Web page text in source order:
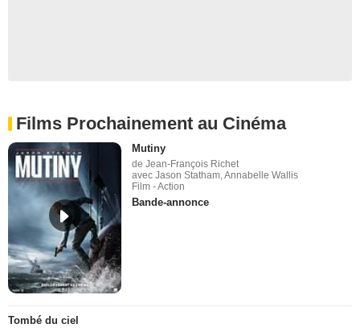
Films Prochainement au Cinéma
Mutiny
de Jean-François Richet
avec Jason Statham, Annabelle Wallis
Film - Action
Bande-annonce
Tombé du ciel